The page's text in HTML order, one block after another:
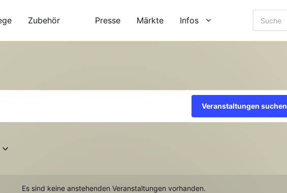
Zubehör Presse Märkte Infos
for:
Es sind keine anstehenden Veranstaltungen vorhanden.
Veranstaltungen suchen